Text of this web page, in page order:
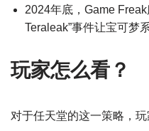
2024年底，Game
Teraleak”事件让宝可梦
玩家怎么看？
对于任天堂的这一策略，